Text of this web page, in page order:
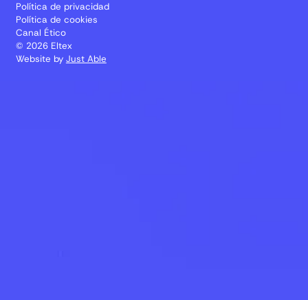
Política de privacidad
Política de cookies
Canal Ético
© 2026 Eltex
Website by Just Able